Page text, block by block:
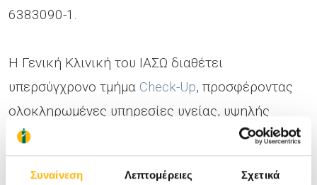
Συναίνεση Λεπτομέρειες Σχετικά
6383090-1.
H Γενική Κλινική του ΙΑΣΩ διαθέτει
υπερσύγχρονο τμήμα Check-Up, προσφέροντας
ολοκληρωμένες υπηρεσίες υγείας, υψηλής
ποιότητας. Στελεχώνεται με άριστα
εκπαιδευμένο, εξειδικευμένο και έμπειρο